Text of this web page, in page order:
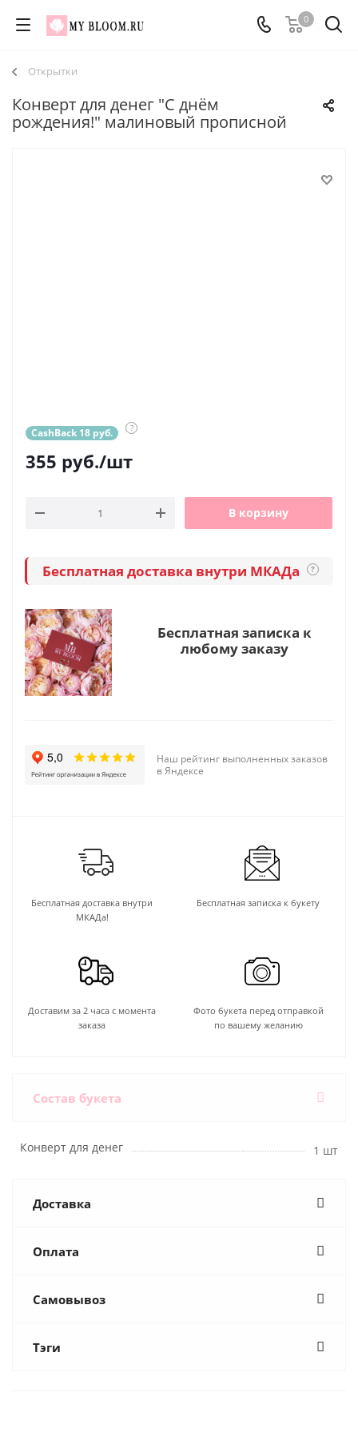
0
Открытки
Конверт для денег "С днём
рождения!" малиновый прописной
CashBack 18 руб. ?
355 руб./шт
В корзину
Бесплатная доставка внутри МКАДа ?
Бесплатная записка к
любому заказу
Наш рейтинг выполненных заказов
в Яндексе
Бесплатная доставка внутри
МКАДа!
Бесплатная записка к букету
Доставим за 2 часа с момента
заказа
Фото букета перед отправкой
по вашему желанию
Состав букета
Конверт для денег 1 шт
Доставка
Оплата
Самовывоз
Тэги